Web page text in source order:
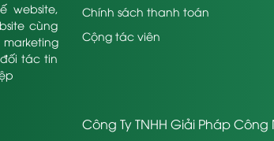
website,
cùng
tác tin
Chính sách thanh toán
Cộng tác viên
Công Ty TNHH Giải Pháp Công